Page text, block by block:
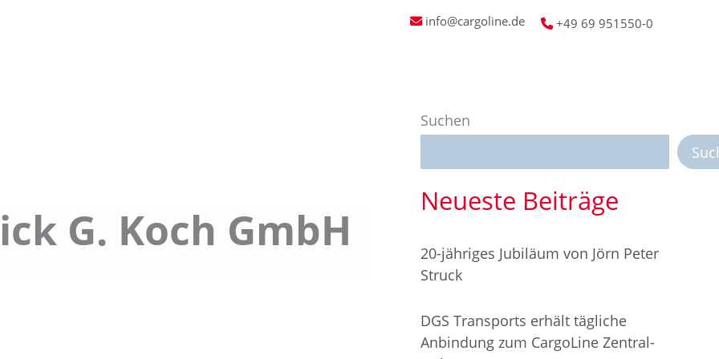
info@cargoline.de +49 69 951550-0
G. Koch GmbH
Suchen
Neueste Beiträge
20-jähriges Jubiläum von Jörn Peter
Struck
DGS Transports erhält tägliche
Anbindung zum CargoLine Zentral-